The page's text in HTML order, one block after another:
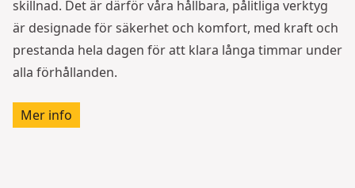
skillnad. Det är därför våra hållbara, pålitliga verktyg
är designade för säkerhet och komfort, med kraft och
prestanda hela dagen för att klara långa timmar under
alla förhållanden.
Mer info